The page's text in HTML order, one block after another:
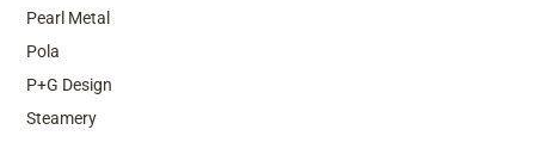
Pearl Metal
Pola
P+G Design
Steamery